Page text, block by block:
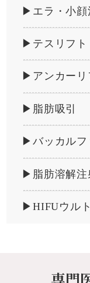
▶エラ・小顔
▶テスリフト
▶アンカーリ
▶脂肪吸引
▶バッカルフ
▶脂肪溶解注
▶HIFUウル